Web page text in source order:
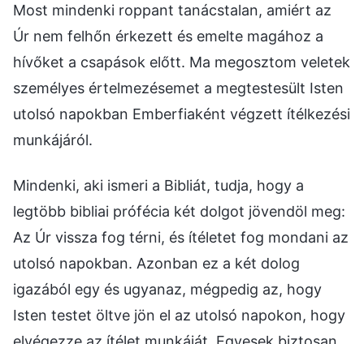
Most mindenki roppant tanácstalan, amiért az
Úr nem felhőn érkezett és emelte magához a
hívőket a csapások előtt. Ma megosztom veletek
személyes értelmezésemet a megtestesült Isten
utolsó napokban Emberfiaként végzett ítélkezési
munkájáról.
Mindenki, aki ismeri a Bibliát, tudja, hogy a
legtöbb bibliai prófécia két dolgot jövendöl meg:
Az Úr vissza fog térni, és ítéletet fog mondani az
utolsó napokban. Azonban ez a két dolog
igazából egy és ugyanaz, mégpedig az, hogy
Isten testet öltve jön el az utolsó napokon, hogy